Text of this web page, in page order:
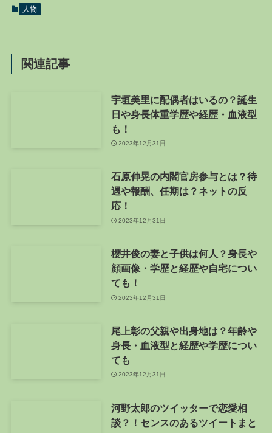
人物
関連記事
宇垣美里に配偶者はいるの？誕生
日や身長体重学歴や経歴・血液型
も！
2023年12月31日
石原伸晃の内閣官房参与とは？待
遇や報酬、任期は？ネットの反
応！
2023年12月31日
櫻井俊の妻と子供は何人？身長や
顔画像・学歴と経歴や自宅につい
ても！
2023年12月31日
尾上彰の父親や出身地は？年齢や
身長・血液型と経歴や学歴につい
ても
2023年12月31日
河野太郎のツイッターで恋愛相
談？！センスのあるツイートまと